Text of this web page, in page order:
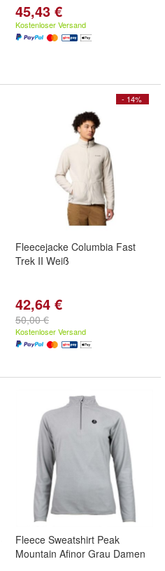
45,43 €
Kostenloser Versand
- 14%
Fleecejacke Columbia Fast
Trek II Weiß
42,64 €
50,00 €
Kostenloser Versand
Fleece Sweatshirt Peak
Mountain Afinor Grau Damen